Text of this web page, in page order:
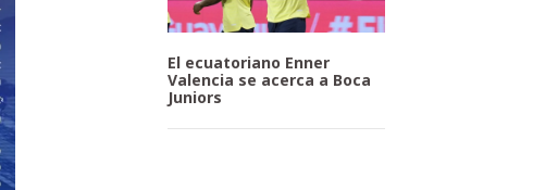
El ecuatoriano Enner
Valencia se acerca a Boca
Juniors